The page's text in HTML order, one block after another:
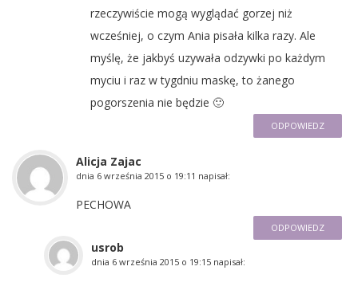
rzeczywiście mogą wyglądać gorzej niż
wcześniej, o czym Ania pisała kilka razy. Ale
myślę, że jakbyś uzywała odzywki po każdym
myciu i raz w tygdniu maskę, to żanego
pogorszenia nie będzie 🙂
ODPOWIEDZ
Alicja Zajac
dnia 6 września 2015 o 19:11 napisał:
PECHOWA
ODPOWIEDZ
usrob
dnia 6 września 2015 o 19:15 napisał: